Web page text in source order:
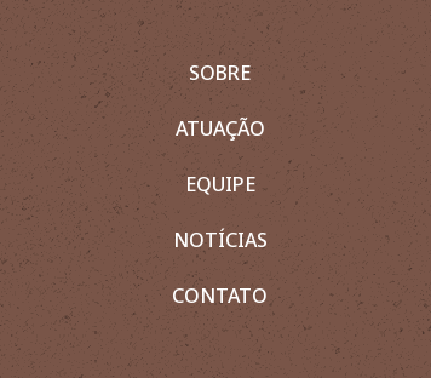
SOBRE
ATUAÇÃO
EQUIPE
NOTÍCIAS
CONTATO